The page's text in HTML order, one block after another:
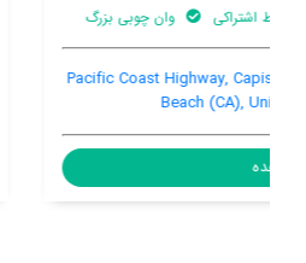
اینترنت رایگان در اتاق
Beach (CA), United States,
مشاهده